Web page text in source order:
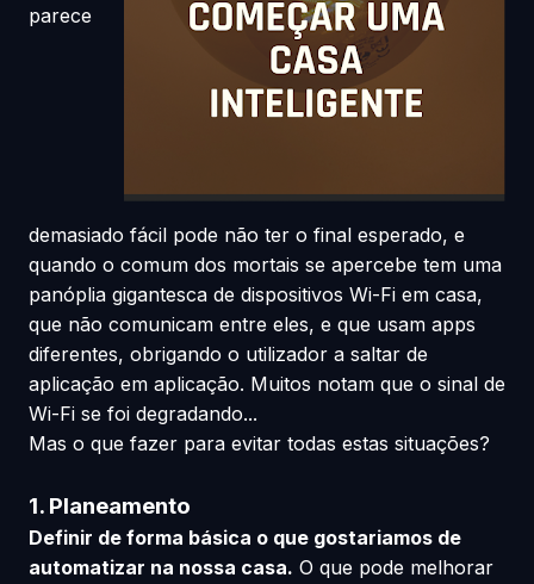
parece
demasiado fácil pode não ter o final esperado, e
quando o comum dos mortais se apercebe tem uma
panóplia gigantesca de dispositivos Wi-Fi em casa,
que não comunicam entre eles, e que usam apps
diferentes, obrigando o utilizador a saltar de
aplicação em aplicação. Muitos notam que o sinal de
Wi-Fi se foi degradando...
Mas o que fazer para evitar todas estas situações?
1. Planeamento
Definir de forma básica o que gostariamos de
automatizar na nossa casa. O que pode melhorar